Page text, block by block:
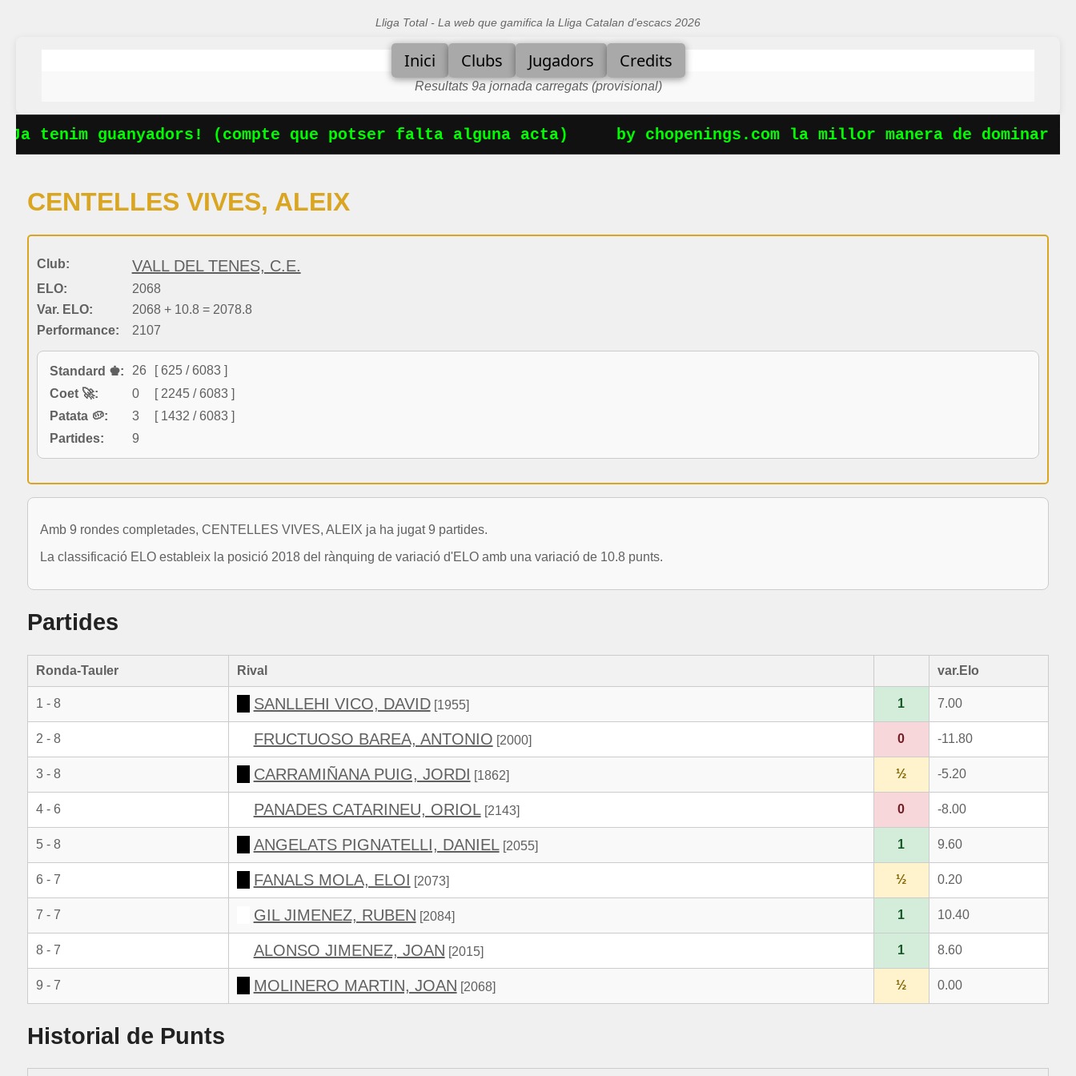
Lliga Total - La web que gamifica la Lliga Catalan d'escacs 2026
Inici Clubs Jugadors Credits
Resultats 9a jornada carregats (provisional)
tenim guanyadors! (compte que potser falta alguna acta) by chopenings.com la millor manera de dominar
CENTELLES VIVES, ALEIX
Club: VALL DEL TENES, C.E.
ELO:
2068
Var. ELO:
2068 + 10.8 = 2078.8
Performance:
2107
Standard ♚: 26
[ 625 / 6083 ]
Coet 🚀:
0
[ 2245 / 6083 ]
Patata 🥔:
3
[ 1432 / 6083 ]
Partides:
9
Amb 9 rondes completades, CENTELLES VIVES, ALEIX ja ha jugat 9 partides.
La classificació ELO estableix la posició 2018 del rànquing de variació d'ELO amb una variació de 10.8 punts.
Partides
Ronda-Tauler Rival var.Elo
1 - 8 SANLLEHI VICO, DAVID[1955] 1 7.00
2 - 8 FRUCTUOSO BAREA, ANTONIO [2000] 0 -11.80
3 - 8 CARRAMIÑANA PUIG, JORDI [1862] ½ -5.20
4 - 6 PANADES CATARINEU, ORIOL[2143] 0 -8.00
5 - 8 ANGELATS PIGNATELLI, DANIEL[2055] 1 9.60
6 - 7 FANALS MOLA, ELOI [2073] ½ 0.20
7 - 7 GIL JIMENEZ, RUBEN [2084] 1 10.40
8 - 7 ALONSO JIMENEZ, JOAN [2015] 1 8.60
9 - 7 MOLINERO MARTIN, JOAN [2068] ½ 0.00
Historial de Punts